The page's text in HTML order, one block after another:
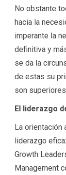
No obstante
hacia la
imperante la
definitiva y
se da la
de estas su
son
El liderazgo
La orientación
liderazgo
Growth
Management